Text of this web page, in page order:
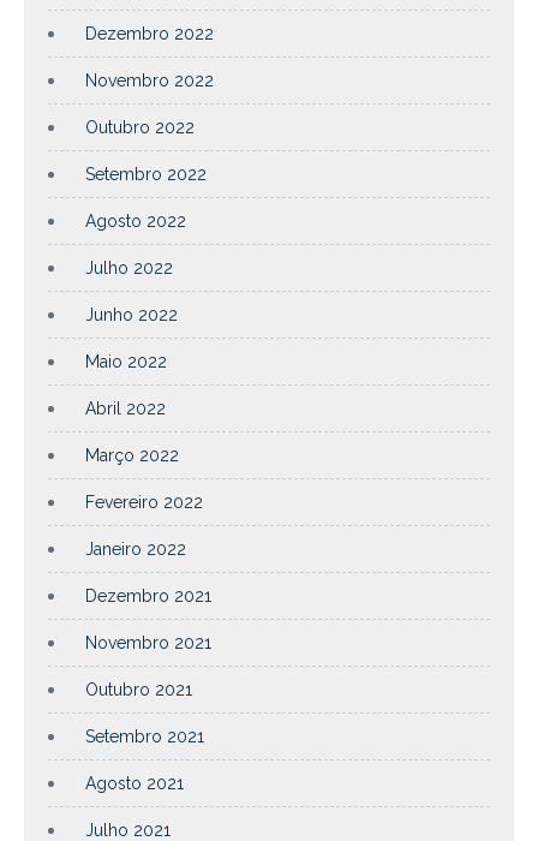
Dezembro 2022
Novembro 2022
Outubro 2022
Setembro 2022
Agosto 2022
Julho 2022
Junho 2022
Maio 2022
Abril 2022
Março 2022
Fevereiro 2022
Janeiro 2022
Dezembro 2021
Novembro 2021
Outubro 2021
Setembro 2021
Agosto 2021
Julho 2021